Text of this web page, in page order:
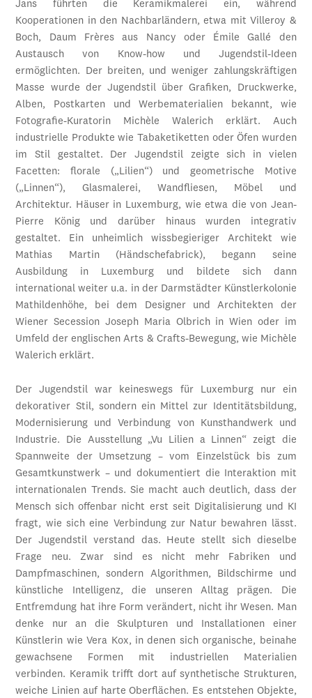
Jans führten die Keramikmalerei ein, während
Kooperationen in den Nachbarländern, etwa mit Villeroy &
Boch, Daum Frères aus Nancy oder Émile Gallé den
Austausch von Know-how und Jugendstil-Ideen
ermöglichten. Der breiten, und weniger zahlungskräftigen
Masse wurde der Jugendstil über Grafiken, Druckwerke,
Alben, Postkarten und Werbematerialien bekannt, wie
Fotografie-Kuratorin Michèle Walerich erklärt. Auch
industrielle Produkte wie Tabaketiketten oder Öfen wurden
im Stil gestaltet. Der Jugendstil zeigte sich in vielen
Facetten: florale („Lilien“) und geometrische Motive
(„Linnen“), Glasmalerei, Wandfliesen, Möbel und
Architektur. Häuser in Luxemburg, wie etwa die von Jean-
Pierre König und darüber hinaus wurden integrativ
gestaltet. Ein unheimlich wissbegieriger Architekt wie
Mathias Martin (Händschefabrick), begann seine
Ausbildung in Luxemburg und bildete sich dann
international weiter u.a. in der Darmstädter Künstlerkolonie
Mathildenhöhe, bei dem Designer und Architekten der
Wiener Secession Joseph Maria Olbrich in Wien oder im
Umfeld der englischen Arts & Crafts-Bewegung, wie Michèle
Walerich erklärt.
Der Jugendstil war keineswegs für Luxemburg nur ein
dekorativer Stil, sondern ein Mittel zur Identitätsbildung,
Modernisierung und Verbindung von Kunsthandwerk und
Industrie. Die Ausstellung „Vu Lilien a Linnen“ zeigt die
Spannweite der Umsetzung – vom Einzelstück bis zum
Gesamtkunstwerk – und dokumentiert die Interaktion mit
internationalen Trends. Sie macht auch deutlich, dass der
Mensch sich offenbar nicht erst seit Digitalisierung und KI
fragt, wie sich eine Verbindung zur Natur bewahren lässt.
Der Jugendstil verstand das. Heute stellt sich dieselbe
Frage neu. Zwar sind es nicht mehr Fabriken und
Dampfmaschinen, sondern Algorithmen, Bildschirme und
künstliche Intelligenz, die unseren Alltag prägen. Die
Entfremdung hat ihre Form verändert, nicht ihr Wesen. Man
denke nur an die Skulpturen und Installationen einer
Künstlerin wie Vera Kox, in denen sich organische, beinahe
gewachsene Formen mit industriellen Materialien
verbinden. Keramik trifft dort auf synthetische Strukturen,
weiche Linien auf harte Oberflächen. Es entstehen Objekte,